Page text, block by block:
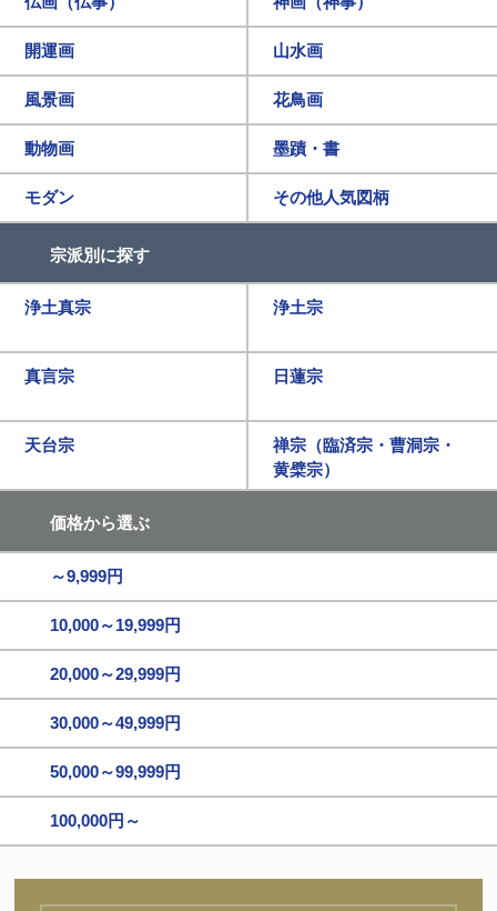
開運画 山水画
風景画 花鳥画
動物画 墨蹟・書
モダン その他人気図柄
宗派別に探す
浄土真宗 浄土宗
真言宗 日蓮宗
天台宗
禅宗（臨済宗・曹洞宗・
黄檗宗）
価格から選ぶ
～9,999円
10,000～19,999円
20,000～29,999円
30,000～49,999円
50,000～99,999円
100,000円～